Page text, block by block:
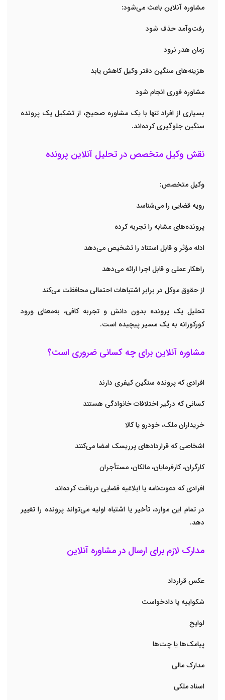
مشاوره آنلاین باعث می‌شود:
رفت‌وآمد حذف شود
زمان هدر نرود
هزینه‌های سنگین دفتر وکیل کاهش یابد
مشاوره فوری انجام شود
بسیاری از افراد تنها با یک مشاوره صحیح، از تشکیل یک پرونده
سنگین جلوگیری کرده‌اند.
نقش وکیل متخصص در تحلیل آنلاین پرونده
وکیل متخصص:
رویه قضایی را می‌شناسد
پرونده‌های مشابه را تجربه کرده
ادله مؤثر و قابل استناد را تشخیص می‌دهد
راهکار عملی و قابل اجرا ارائه می‌دهد
از حقوق موکل در برابر اشتباهات احتمالی محافظت می‌کند
تحلیل یک پرونده بدون دانش و تجربه کافی، به‌معنای ورود
کورکورانه به یک مسیر پیچیده است.
مشاوره آنلاین برای چه کسانی ضروری است؟
افرادی که پرونده سنگین کیفری دارند
کسانی که درگیر اختلافات خانوادگی هستند
خریداران ملک، خودرو یا کالا
اشخاصی که قراردادهای پرریسک امضا می‌کنند
کارگران، کارفرمایان، مالکان، مستأجران
افرادی که دعوت‌نامه یا ابلاغیه قضایی دریافت کرده‌اند
در تمام این موارد، تأخیر یا اشتباه اولیه می‌تواند پرونده را تغییر
دهد.
مدارک لازم برای ارسال در مشاوره آنلاین
عکس قرارداد
شکواییه یا دادخواست
لوایح
پیامک‌ها یا چت‌ها
مدارک مالی
اسناد ملکی